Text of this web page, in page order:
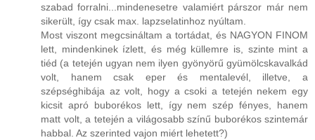
szabad forralni...mindenesetre valamiért párszor már nem
sikerült, így csak max. lapzselatinhoz nyúltam.
Most viszont megcsináltam a tortádat, és NAGYON FINOM
lett, mindenkinek ízlett, és még küllemre is, szinte mint a
tiéd (a tetején ugyan nem ilyen gyönyörű gyümölcskavalkád
volt, hanem csak eper és mentalevél, illetve, a
szépséghibája az volt, hogy a csoki a tetején nekem egy
kicsit apró buborékos lett, így nem szép fényes, hanem
matt volt, a tetején a világosabb színű buborékos szintemár
habbal. Az szerinted vajon miért lehetett?)